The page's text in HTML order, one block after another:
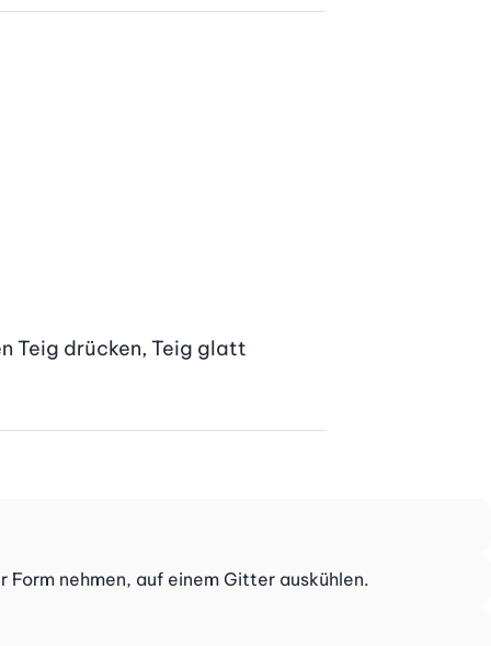
Teig drücken, Teig glatt
nehmen, auf einem Gitter auskühlen.